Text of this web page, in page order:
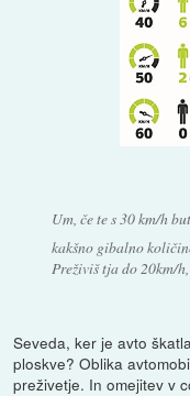
Um, če te s 30 km/h
kakšno gibalno
Preživiš tja do 20km/
Seveda, ker je avto
ploskve? Oblika
preživetje. In omejitev v